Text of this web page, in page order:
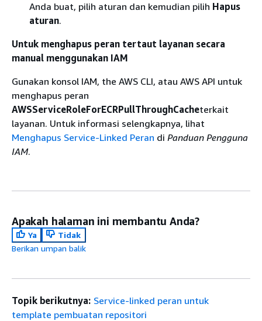
Anda buat, pilih aturan dan kemudian pilih Hapus
aturan.
Untuk menghapus peran tertaut layanan secara
manual menggunakan IAM
Gunakan konsol IAM, the AWS CLI, atau AWS API untuk
menghapus peran
AWSServiceRoleForECRPullThroughCacheterkait
layanan. Untuk informasi selengkapnya, lihat
Menghapus Service-Linked Peran di Panduan Pengguna
IAM.
Apakah halaman ini membantu Anda?
Ya
Tidak
Berikan umpan balik
Topik berikutnya: Service-linked peran untuk
template pembuatan repositori